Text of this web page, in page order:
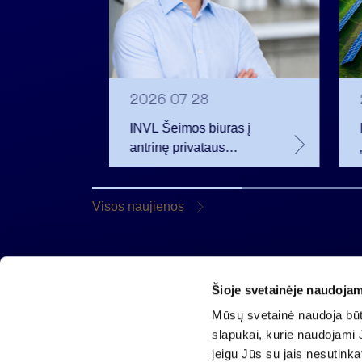
Šioje svetainėje
Mūsų svetainė naudoja
slapukai, kurie naudojami
jeigu Jūs su jais
2026 07 28
INVL Šeimos biuras į
antrinę privataus
kapitalo rinką
investuojantį fondą
pritraukė 17,4 mln. JAV
Visos naujienos
Gynėjų g. 14, 01110 Vilnius
info@invaldainvl.com